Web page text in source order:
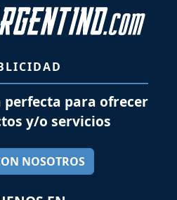
para ofrecer
y/o servicios
NOSOTROS